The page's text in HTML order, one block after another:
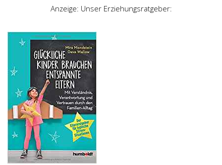
Anzeige: Unser Erziehungsratgeber: